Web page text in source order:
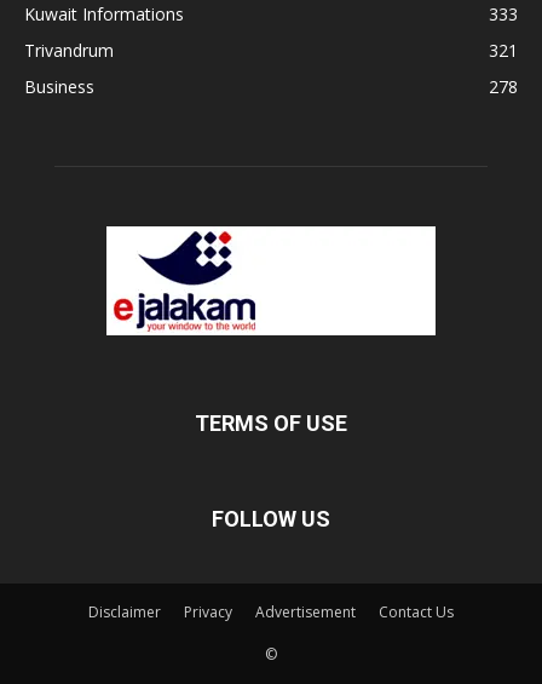
Kuwait Informations
333
Trivandrum
321
Business
278
TERMS OF USE
FOLLOW US
Disclaimer Privacy Advertisement Contact Us
©